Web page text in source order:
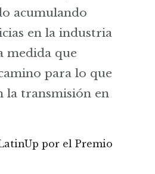
acumulando
en la industria
medida que
para lo que
la transmisión en
por el Premio